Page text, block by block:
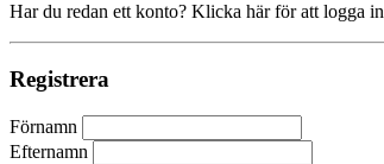
Har du redan ett konto? Klicka här för att logga in
Registrera
Förnamn
Efternamn